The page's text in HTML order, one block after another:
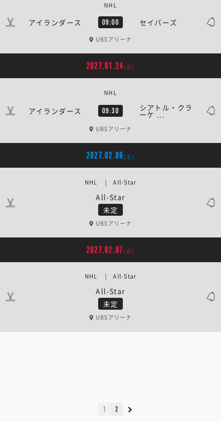
アイランダース 09:00 セイバーズ
NHL
UBSアリーナ
2027.01.24[日]
アイランダース 09:30 シアトル・クラ
ーケ ...
NHL
UBSアリーナ
2027.02.06[土]
未定
All-Star
NHL | All-Star
UBSアリーナ
2027.02.07[日]
未定
All-Star
NHL | All-Star
UBSアリーナ
1 2